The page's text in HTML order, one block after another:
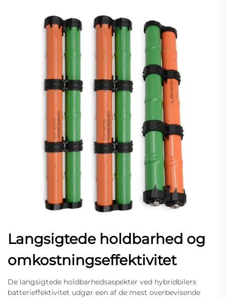
Langsigtede holdbarhed og
omkostningseffektivitet
De langsigtede holdbarhedsaspekter ved hybridbilers
batterieffektivitet udgør een af de mest overbevisende